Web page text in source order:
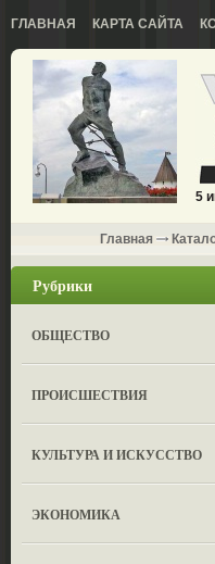
ГЛАВНАЯ КАРТА САЙТА
5
Главная
Рубрики
ОБЩЕСТВО
ПРОИСШЕСТВИЯ
КУЛЬТУРА И ИСКУССТВО
ЭКОНОМИКА